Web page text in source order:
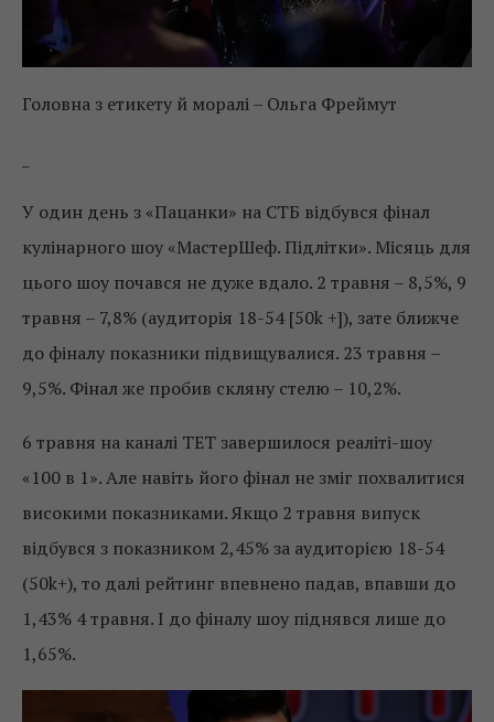
Головна з етикету й моралі – Ольга Фреймут
У один день з «Пацанки» на СТБ відбувся фінал
кулінарного шоу «МастерШеф. Підлітки». Місяць для
цього шоу почався не дуже вдало. 2 травня – 8,5%, 9
травня – 7,8% (аудиторія 18-54 [50k +]), зате ближче
до фіналу показники підвищувалися. 23 травня –
9,5%. Фінал же пробив скляну стелю – 10,2%.
6 травня на каналі ТЕТ завершилося реаліті-шоу
«100 в 1». Але навіть його фінал не зміг похвалитися
високими показниками. Якщо 2 травня випуск
відбувся з показником 2,45% за аудиторією 18-54
(50k+), то далі рейтинг впевнено падав, впавши до
1,43% 4 травня. І до фіналу шоу піднявся лише до
1,65%.